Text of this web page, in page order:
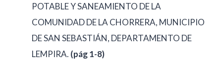
POTABLE Y SANEAMIENTO DE LA
COMUNIDAD DE LA CHORRERA, MUNICIPIO
DE SAN SEBASTIÁN, DEPARTAMENTO DE
LEMPIRA. (pág 1-8)